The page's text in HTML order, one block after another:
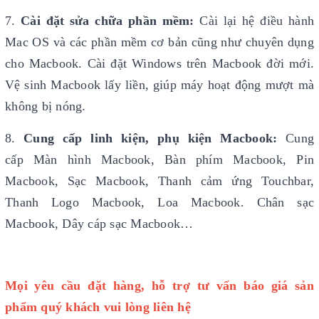
7. Cài đặt sửa chữa phần mềm: Cài lại hệ điều hành
Mac OS và các phần mềm cơ bản cũng như chuyên dụng
cho Macbook. Cài đặt Windows trên Macbook đời mới.
Vệ sinh Macbook lấy liền, giúp máy hoạt động mượt mà
không bị nóng.
8. Cung cấp linh kiện, phụ kiện Macbook: Cung
cấp Màn hình Macbook, Bàn phím Macbook, Pin
Macbook, Sạc Macbook, Thanh cảm ứng Touchbar,
Thanh Logo Macbook, Loa Macbook. Chân sạc
Macbook, Dây cáp sạc Macbook…
Mọi yêu cầu đặt hàng, hỗ trợ tư vấn báo giá sản
phẩm quý khách vui lòng liên hệ